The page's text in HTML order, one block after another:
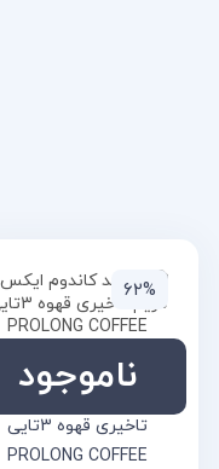
ناموجود
۶۲%
خرید کاندوم ایکس دریم
تاخیری قهوه 3تایی
PROLONG COFFEE